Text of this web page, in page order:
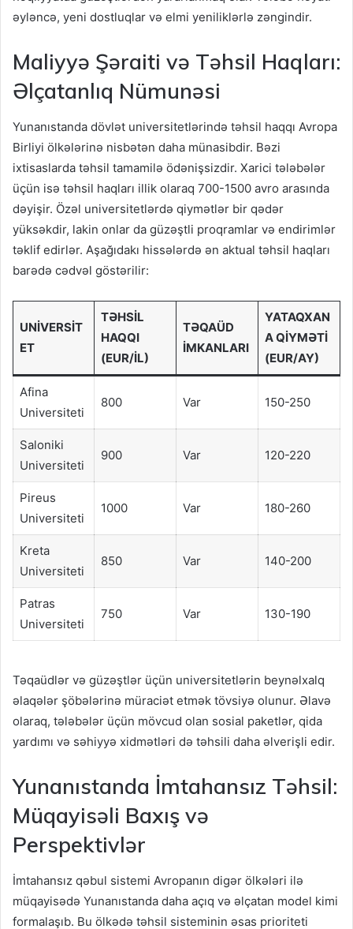
əyləncə, yeni dostluqlar və elmi yeniliklərlə zəngindir.
Maliyyə Şəraiti və Təhsil Haqları:
Əlçatanlıq Nümunəsi
Yunanıstanda dövlət universitetlərində təhsil haqqı Avropa
Birliyi ölkələrinə nisbətən daha münasibdir. Bəzi
ixtisaslarda təhsil tamamilə ödənişsizdir. Xarici tələbələr
üçün isə təhsil haqları illik olaraq 700-1500 avro arasında
dəyişir. Özəl universitetlərdə qiymətlər bir qədər
yüksəkdir, lakin onlar da güzəştli proqramlar və endirimlər
təklif edirlər. Aşağıdakı hissələrdə ən aktual təhsil haqları
barədə cədvəl göstərilir:
UNIVERSIT
ET
TƏHSIL
HAQQI
(EUR/İL)
TƏQAÜD
İMKANLARI
YATAQXAN
A QIYMƏTI
(EUR/AY)
Afina
Universiteti
800 Var 150-250
Saloniki
Universiteti
900 Var 120-220
Pireus
Universiteti
1000 Var 180-260
Kreta
Universiteti
850 Var 140-200
Patras
Universiteti
750 Var 130-190
Təqaüdlər və güzəştlər üçün universitetlərin beynəlxalq
əlaqələr şöbələrinə müraciət etmək tövsiyə olunur. Əlavə
olaraq, tələbələr üçün mövcud olan sosial paketlər, qida
yardımı və səhiyyə xidmətləri də təhsili daha əlverişli edir.
Yunanıstanda İmtahansız Təhsil:
Müqayisəli Baxış və
Perspektivlər
İmtahansız qəbul sistemi Avropanın digər ölkələri ilə
müqayisədə Yunanıstanda daha açıq və əlçatan model kimi
formalaşıb. Bu ölkədə təhsil sisteminin əsas prioriteti